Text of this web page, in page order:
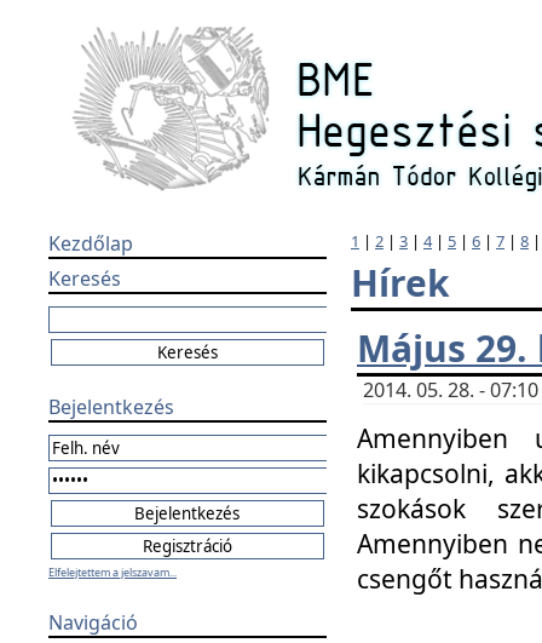
Kezdőlap
Keresés
Bejelentkezés
Elfelejtettem a jelszavam...
Navigáció
1 | 2 | 3 | 4| 5 | 6 | 7 | 8
Hírek
Május
2014. 05. 28. -
kikapcsolni,
szokások
Amennyiben
csengőt